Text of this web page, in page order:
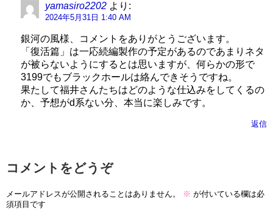
yamasiro2202 より:
2024年5月31日 1:40 AM
銀河の風様、コメントをありがとうございます。
「復活篇」は一応続編製作の予定があるのであまりネタ
が被らないようにするとは思いますが、何らかの形で
3199でもブラックホールは絡んできそうですね。
果たして福井さんたちはどのような仕込みをしてくるの
か、予想がd系ない分、本当に楽しみです。
返信
コメントをどうぞ
メールアドレスが公開されることはありません。 ※ が付いている欄は必
須項目です